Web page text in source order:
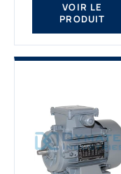
VOIR LE
PRODUIT